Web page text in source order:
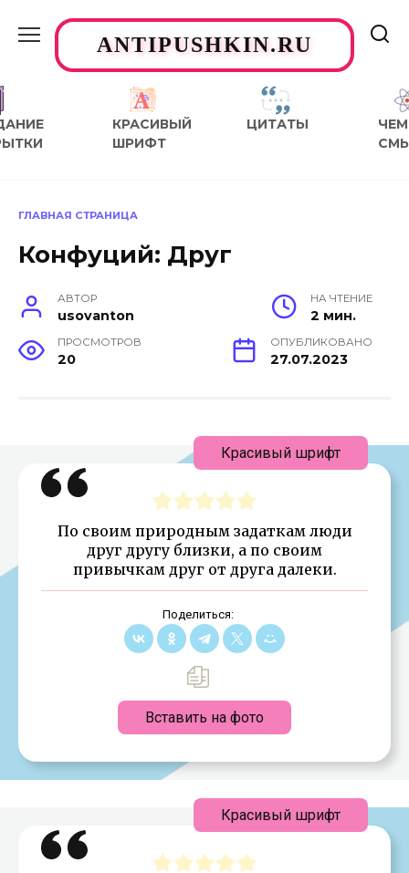
содержаниюANTIPUSHKIN.RU
КРАСИВЫЙ
ШРИФТ
ЦИТАТЫ
ЧЕМ
ГЛАВНАЯ СТРАНИЦА
Конфуций: Друг
АВТОР
usovanton
НА ЧТЕНИЕ
2 мин.
ПРОСМОТРОВ
20
ОПУБЛИКОВАНО
27.07.2023
По своим природным задаткам люди
друг другу близки, а по своим
привычкам друг от друга далеки.
Поделиться:
Вставить на фото
Красивый шрифт
Красивый шрифт